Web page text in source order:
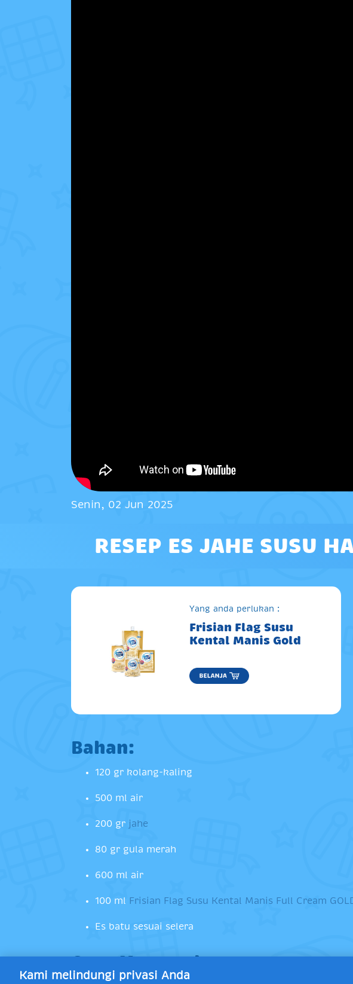
Senin, 02 Jun 2025
RESEP ES JAHE SUSU
Yang anda perlukan :
Frisian Flag Susu
Kental Manis Gold
Bahan:
120 gr kolang-kaling
500 ml air
200 gr jahe
80 gr gula merah
600 ml air
100 ml Frisian Flag Susu Kental Manis Full Cream
Es batu sesuai selera
Cara Memasak:
Kami melindungi privasi Anda